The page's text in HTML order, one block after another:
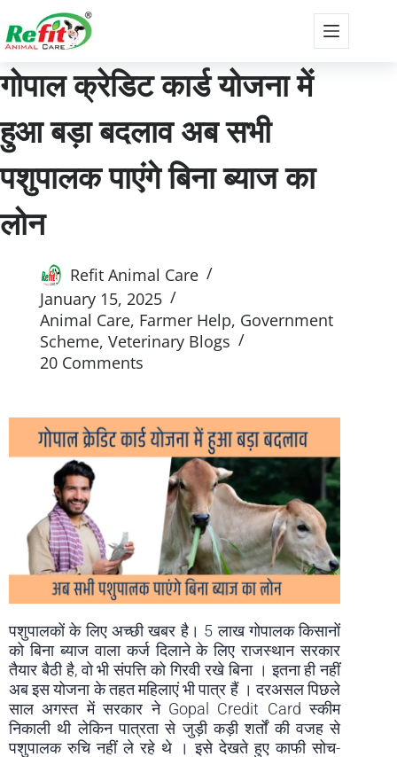
गोपाल क्रेडिट कार्ड योजना में
हुआ बड़ा बदलाव अब सभी
पशुपालक पाएंगे बिना ब्याज का
लोन
Refit Animal Care
January 15, 2025
Animal Care, Farmer Help, Government
Scheme, Veterinary Blogs
20 Comments
पशुपालकों के लिए अच्छी खबर है। 5 लाख गोपालक किसानों
को बिना ब्याज वाला कर्ज दिलाने के लिए राजस्थान सरकार
तैयार बैठी है, वो भी संपत्ति को गिरवी रखे बिना । इतना ही नहीं
अब इस योजना के तहत महिलाएं भी पात्र हैं । दरअसल पिछले
साल अगस्त में सरकार ने Gopal Credit Card स्कीम
निकाली थी लेकिन पात्रता से जुड़ी कड़ी शर्तों की वजह से
पशुपालक रुचि नहीं ले रहे थे । इसे देखते हुए काफी सोच-